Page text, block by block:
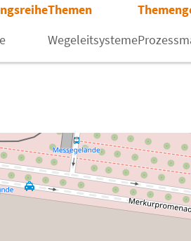
Themen
Wegeleitsysteme